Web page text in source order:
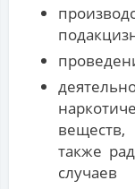
также